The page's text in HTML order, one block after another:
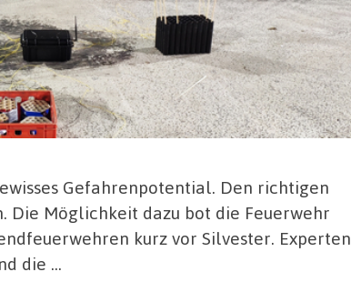
Gefahrenpotential. Den richtigen
Möglichkeit dazu bot die Feuerwehr
kurz vor Silvester. Experten
die …